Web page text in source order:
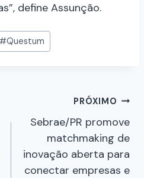
define Assunção.
#Questum
PRÓXIMO
Sebrae/PR promove
matchmaking de
inovação aberta para
conectar empresas e